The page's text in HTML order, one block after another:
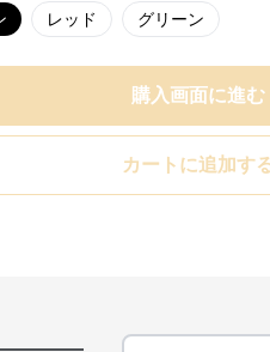
レッド グリーン
購入画面に進む
カートに追加す